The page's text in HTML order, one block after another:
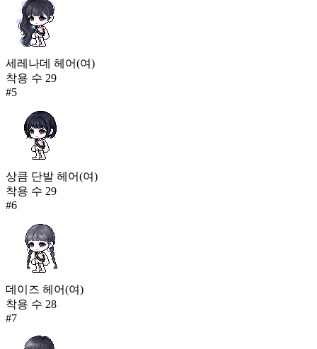
세레나데 헤어(여)
착용 수 29
#5
상큼 단발 헤어(여)
착용 수 29
#6
데이즈 헤어(여)
착용 수 28
#7